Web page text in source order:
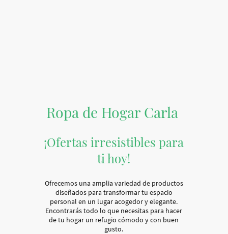
Ropa de Hogar Carla
¡Ofertas irresistibles para
ti hoy!
Ofrecemos una amplia variedad de productos
diseñados para transformar tu espacio
personal en un lugar acogedor y elegante.
Encontrarás todo lo que necesitas para hacer
de tu hogar un refugio cómodo y con buen
gusto.